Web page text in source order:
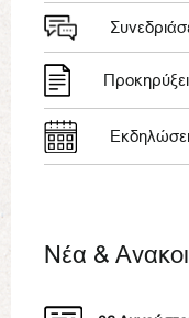
Νέα &